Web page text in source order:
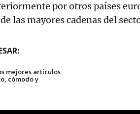
por otros países
las mayores cadenas del
mejores artículos
cómodo y